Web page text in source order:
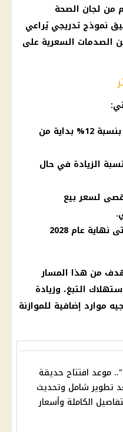
من لجان الصحة
نموذج تدريجي يُراعي
الصدمات السعرية على
رفع أسعار السجائر سنويًا بنسبة 12% بداية من
الزيادة في حال
لسعر بيع
استمرار تطبيق الزيادة حتى نهاية عام 2028
من هذا المسار
التبغ، وزيادة
موارد إضافية للموازنة
موعد افتتاح حديقة
تطوير شامل وتحديث
الكاملة وأسعار